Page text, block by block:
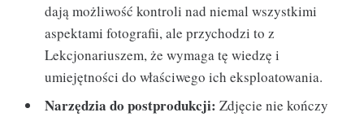
dają możliwość kontroli nad niemal wszystkimi
aspektami fotografii, ale przychodzi to z
Lekcjonariuszem, że wymaga tę wiedzę i
umiejętności do właściwego ich eksploatowania.
Narzędzia do postprodukcji: Zdjęcie nie kończy